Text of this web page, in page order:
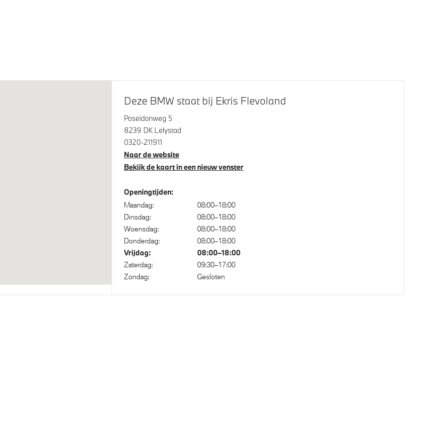
klasse 3 (VbV/SCM)
Automatisch dimmende binnen- en
Bandenspanningsweergavesysteem
Cruise control
Variable Sport Steering
Deze BMW staat bij Ekris Flevoland
Poseidonweg 5
8239 DK Lelystad
0320-211911
Naar de website
Bekijk de kaart in een nieuw venster
Openingtijden:
Maandag:
08:00–18:00
Dinsdag:
08:00–18:00
Woensdag:
08:00–18:00
Donderdag:
08:00–18:00
Vrijdag: 08:00–18:00
Zaterdag:
09:30–17:00
Zondag:
Gesloten